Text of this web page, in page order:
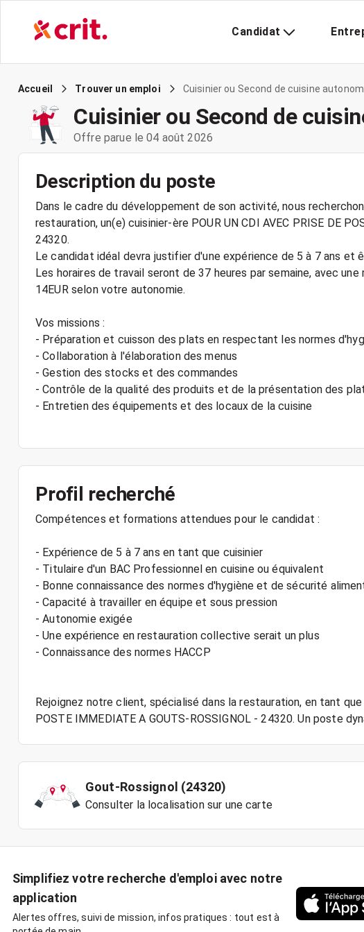
Candidat
Accueil Trouver un emploi Cuisinier ou Second de cuisine
Cuisinier ou Second de
Offre parue le 04 août 2026
Description du poste
Dans le cadre du développement de son activité, nous
restauration, un(e) cuisinier-ère POUR UN CDI AVEC PRISE DE
24320.
Le candidat idéal devra justifier d'une expérience de 5 à 7 ans et
Les horaires de travail seront de 37 heures par semaine, avec
14EUR selon votre autonomie.
Vos missions :
- Préparation et cuisson des plats en respectant les normes
- Collaboration à l'élaboration des menus
- Gestion des stocks et des commandes
- Contrôle de la qualité des produits et de la présentation des
- Entretien des équipements et des locaux de la cuisine
Profil recherché
Compétences et formations attendues pour le candidat :
- Expérience de 5 à 7 ans en tant que cuisinier
- Titulaire d'un BAC Professionnel en cuisine ou équivalent
- Bonne connaissance des normes d'hygiène et de sécurité
- Capacité à travailler en équipe et sous pression
- Autonomie exigée
- Une expérience en restauration collective serait un plus
- Connaissance des normes HACCP
Rejoignez notre client, spécialisé dans la restauration, en tant que
Gout-Rossignol (24320)
Consulter la localisation sur une carte
Simplifiez votre recherche d'emploi avec notre
application
Alertes offres, suivi de mission, infos pratiques : tout est à